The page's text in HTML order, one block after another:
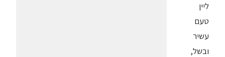
ליין
טעם
עשיר
ובשל,